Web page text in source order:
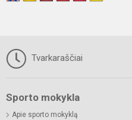
Tvarkaraščiai
Sporto mokykla
Apie sporto mokyklą